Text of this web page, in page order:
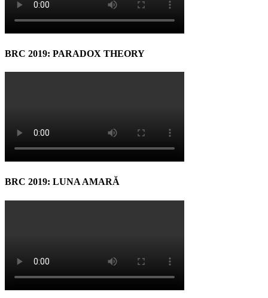
BRC 2019: PARADOX THEORY
BRC 2019: LUNA AMARĂ